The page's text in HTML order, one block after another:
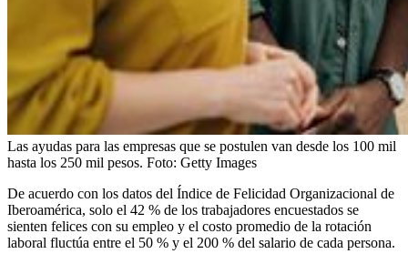
Las ayudas para las empresas que se postulen van desde los 100 mil
hasta los 250 mil pesos. Foto: Getty Images
De acuerdo con los datos del Índice de Felicidad Organizacional de
Iberoamérica, solo el 42 % de los trabajadores encuestados se
sienten felices con su empleo y el costo promedio de la rotación
laboral fluctúa entre el 50 % y el 200 % del salario de cada persona.